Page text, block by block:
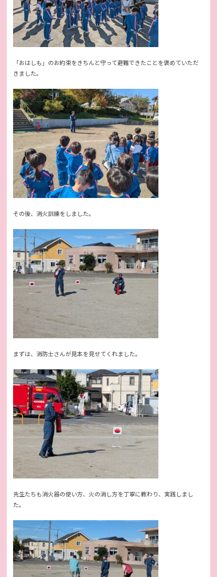
「おはしも」のお約束をきちんと守って避難できたことを褒めていただ
きました。
その後、消火訓練をしました。
まずは、消防士さんが見本を見せてくれました。
先生たちも消火器の使い方、火の消し方を丁寧に教わり、実践しまし
た。